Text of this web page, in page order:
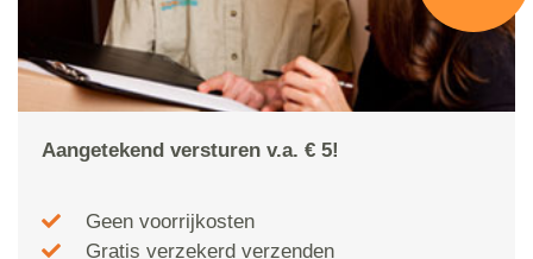
Aangetekend versturen v.a. € 5!
Geen voorrijkosten
Gratis verzekerd verzenden